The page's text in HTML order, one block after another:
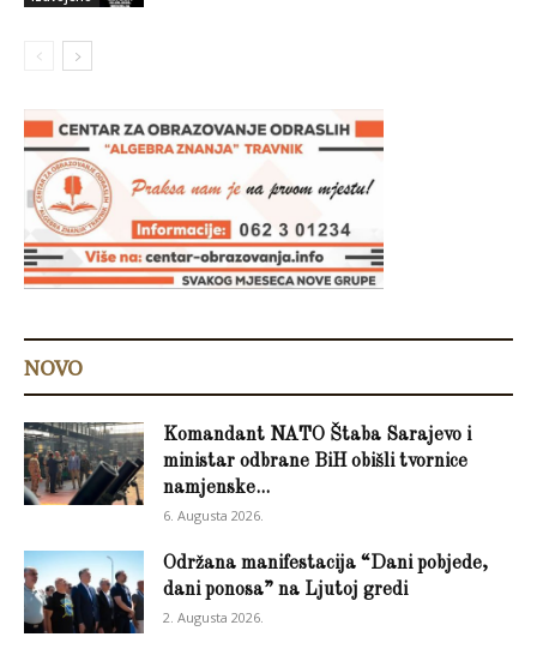
NOVO
Komandant NATO Štaba Sarajevo i
ministar odbrane BiH obišli tvornice
namjenske...
6. Augusta 2026.
Održana manifestacija “Dani pobjede,
dani ponosa” na Ljutoj gredi
2. Augusta 2026.